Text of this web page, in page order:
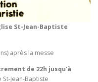
St-Jean-Baptiste
après la messe
de 22h jusqu’à
St-Jean-Baptiste